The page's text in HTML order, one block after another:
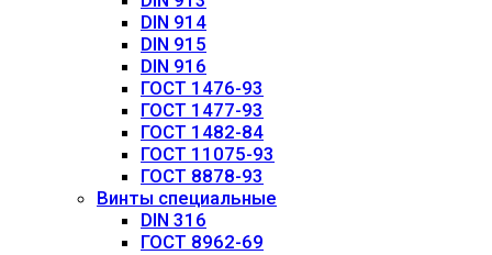
DIN 914
DIN 915
DIN 916
ГОСТ 1476-93
ГОСТ 1477-93
ГОСТ 1482-84
ГОСТ 11075-93
ГОСТ 8878-93
Винты специальные
DIN 316
ГОСТ 8962-69